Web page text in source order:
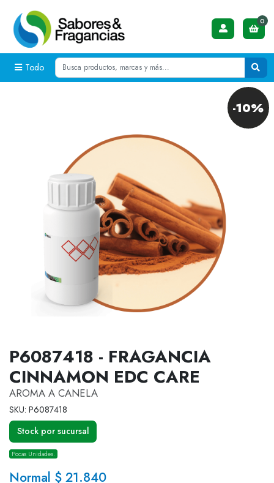
Todo
0
-10%
P6087418 - FRAGANCIA
CINNAMON EDC CARE
AROMA A CANELA
SKU: P6087418
Stock por sucursal
Pocas Unidades.
Normal $ 21.840